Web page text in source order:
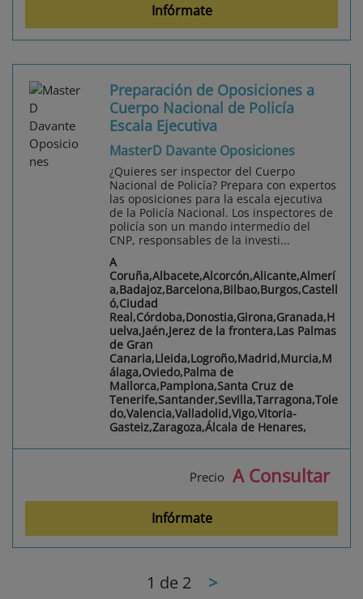
Infórmate
Preparación de Oposiciones a
Cuerpo Nacional de Policía
Escala Ejecutiva
MasterD Davante Oposiciones
¿Quieres ser inspector del Cuerpo
Nacional de Policía? Prepara con expertos
las oposiciones para la escala ejecutiva
de la Policía Nacional. Los inspectores de
policía son un mando intermedio del
CNP, responsables de la investi...
A
Coruña,Albacete,Alcorcón,Alicante,Almerí
a,Badajoz,Barcelona,Bilbao,Burgos,Castell
ó,Ciudad
Real,Córdoba,Donostia,Girona,Granada,H
uelva,Jaén,Jerez de la frontera,Las Palmas
de Gran
Canaria,Lleida,Logroño,Madrid,Murcia,M
álaga,Oviedo,Palma de
Mallorca,Pamplona,Santa Cruz de
Tenerife,Santander,Sevilla,Tarragona,Tole
do,Valencia,Valladolid,Vigo,Vitoria-
Gasteiz,Zaragoza,Álcala de Henares,
Precio A Consultar
Infórmate
1 de 2 >